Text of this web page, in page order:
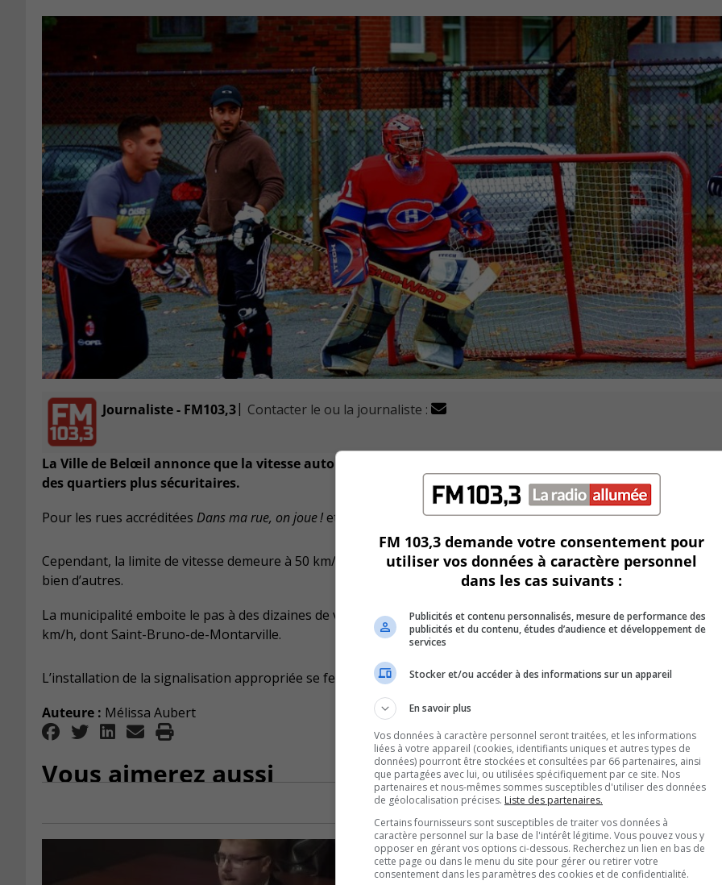
Journaliste - FM103,3| Contacter le ou la journaliste :
La Ville de Belœil annonce que la vitesse autorisée dans les rues résidentielles sera désormais de 40 km/
des quartiers plus sécuritaires.
Pour les rues accréditées Dans ma rue, on joue!et les abords des parcs et des écoles seront maintenus à 30 km/h.
Cependant, la limite de vitesse demeure à 50 km/h pour les rues collectrices comme Richelieu, Saint-Jean-
bien d’autres.
La municipalité emboite le pas à des dizaines de villes au Québec, qui ont déjà instauré la limitation de vitesse de
km/h, dont Saint-Bruno-de-Montarville.
L’installation de la signalisation appropriée se fera au cours des prochaines semaines.
Auteure : Mélissa Aubert
Vous aimerez aussi
FM 103,3 demande votre consentement pour
utiliser vos données à caractère personnel
dans les cas suivants :
Publicités et contenu personnalisés, mesure de performance des
publicités et du contenu, études d’audience et développement de
services
Stocker et/ou accéder à des informations sur un appareil
En savoir plus
Vos données à caractère personnel seront traitées, et les informations
liées à votre appareil (cookies, identifiants uniques et autres types de
données) pourront être stockées et consultées par 66 partenaires, ainsi
que partagées avec lui, ou utilisées spécifiquement par ce site. Nos
partenaires et nous-mêmes sommes susceptibles d'utiliser des données
de géolocalisation précises. Liste des partenaires.
Certains fournisseurs sont susceptibles de traiter vos données à
caractère personnel sur la base de l'intérêt légitime. Vous pouvez vous y
opposer en gérant vos options ci-dessous. Recherchez un lien en bas de
cette page ou dans le menu du site pour gérer ou retirer votre
consentement dans les paramètres des cookies et de confidentialité.